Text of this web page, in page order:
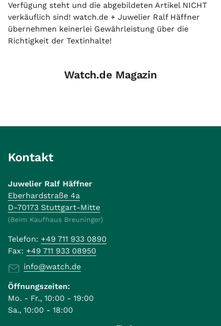
Verfügung steht und die abgebildeten Artikel NICHT
verkäuflich sind! watch.de + Juwelier Ralf Häffner
übernehmen keinerlei Gewährleistung über die
Richtigkeit der Textinhalte!
Watch.de Magazin
Kontakt
Juwelier Ralf Häffner
Eberhardstraße 4a
D-70173 Stuttgart-Mitte
(Beim Kaufhaus Breuninger)
Telefon: +49 711 933 0890
Fax: +49 711 933 08950
info@watch.de
Öffnungszeiten:
Mo. - Fr., 10:00 - 19:00
Sa., 10:00 - 18:00